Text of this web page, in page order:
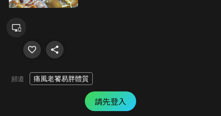
頻道 痛風老饕易胖體質
請先登入